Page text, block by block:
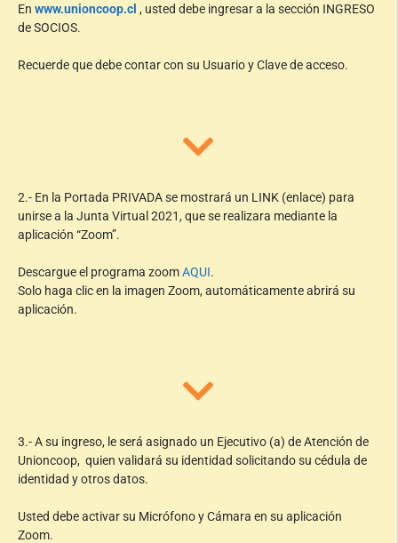
En www.unioncoop.cl , usted debe ingresar a la sección INGRESO
de SOCIOS.
Recuerde que debe contar con su Usuario y Clave de acceso.
2.- En la Portada PRIVADA se mostrará un LINK (enlace) para
unirse a la Junta Virtual 2021, que se realizara mediante la
aplicación “Zoom”.
Descargue el programa zoomAQUI.
Solo haga clic en la imagen Zoom, automáticamente abrirá su
aplicación.
3.- A su ingreso, le será asignado un Ejecutivo (a) de Atención de
Unioncoop, quien validará su identidad solicitando su cédula de
identidad y otros datos.
Usted debe activar su Micrófono y Cámara en su aplicación
Zoom.